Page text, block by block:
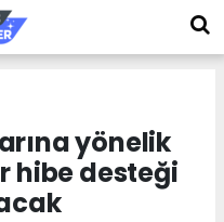
yönelik
hibe desteği